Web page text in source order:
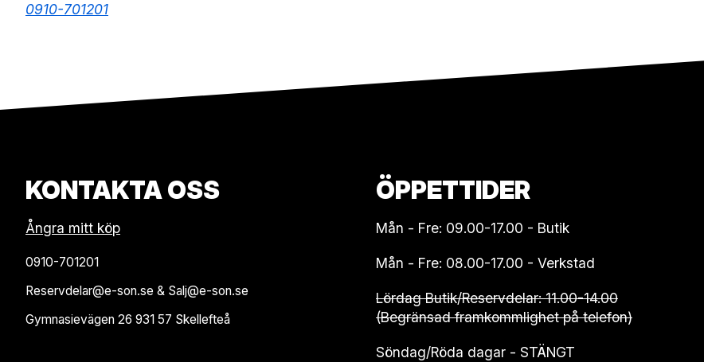
0910-701201
KONTAKTA OSS
Ångra mitt köp
0910-701201
Reservdelar@e-son.se & Salj@e-son.se
Gymnasievägen 26 931 57 Skellefteå
ÖPPETTIDER
Mån - Fre: 09.00-17.00 - Butik
Mån - Fre: 08.00-17.00 - Verkstad
Lördag Butik/Reservdelar: 11.00-14.00
(Begränsad framkommlighet på telefon)
Söndag/Röda dagar - STÄNGT